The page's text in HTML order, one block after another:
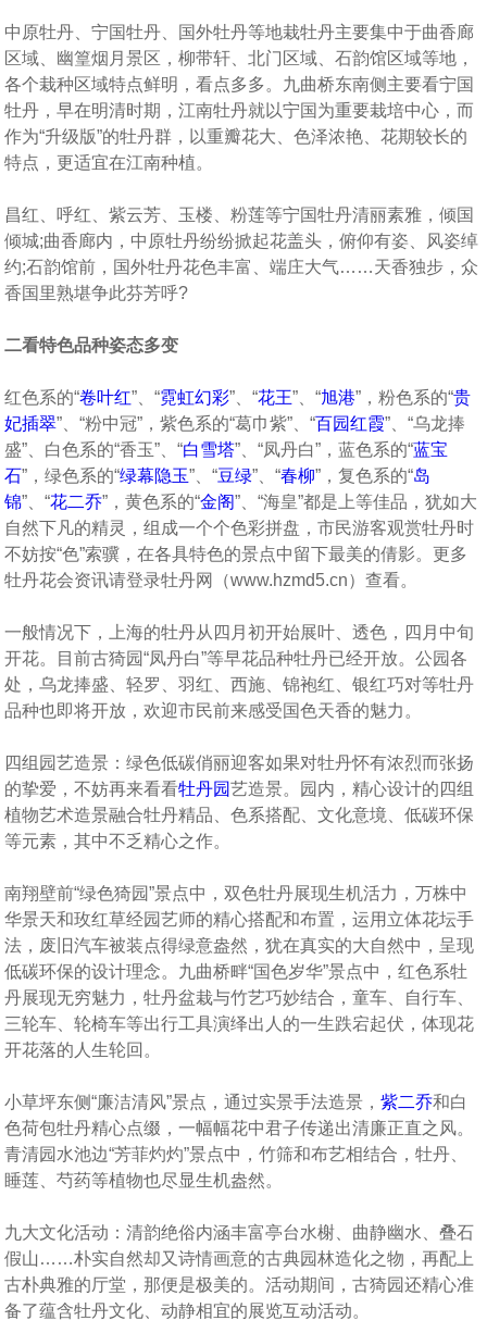
中原牡丹、宁国牡丹、国外牡丹等地栽牡丹主要集中于曲香廊
区域、幽篁烟月景区，柳带轩、北门区域、石韵馆区域等地，
各个栽种区域特点鲜明，看点多多。九曲桥东南侧主要看宁国
牡丹，早在明清时期，江南牡丹就以宁国为重要栽培中心，而
作为“升级版”的牡丹群，以重瓣花大、色泽浓艳、花期较长的
特点，更适宜在江南种植。
昌红、呼红、紫云芳、玉楼、粉莲等宁国牡丹清丽素雅，倾国
倾城;曲香廊内，中原牡丹纷纷掀起花盖头，俯仰有姿、风姿绰
约;石韵馆前，国外牡丹花色丰富、端庄大气……天香独步，众
香国里熟堪争此芬芳呼?
二看特色品种姿态多变
红色系的“卷叶红”、“霓虹幻彩”、“花王”、“旭港”，粉色系的“贵
妃插翠”、“粉中冠”，紫色系的“葛巾紫”、“百园红霞”、“乌龙捧
盛”、白色系的“香玉”、“白雪塔”、“凤丹白”，蓝色系的“蓝宝
石”，绿色系的“绿幕隐玉”、“豆绿”、“春柳”，复色系的“岛
锦”、“花二乔”，黄色系的“金阁”、“海皇”都是上等佳品，犹如大
自然下凡的精灵，组成一个个色彩拼盘，市民游客观赏牡丹时
不妨按“色”索骥，在各具特色的景点中留下最美的倩影。更多
牡丹花会资讯请登录牡丹网（www.hzmd5.cn）查看。
一般情况下，上海的牡丹从四月初开始展叶、透色，四月中旬
开花。目前古猗园“凤丹白”等早花品种牡丹已经开放。公园各
处，乌龙捧盛、轻罗、羽红、西施、锦袍红、银红巧对等牡丹
品种也即将开放，欢迎市民前来感受国色天香的魅力。
四组园艺造景：绿色低碳俏丽迎客如果对牡丹怀有浓烈而张扬
的挚爱，不妨再来看看牡丹园艺造景。园内，精心设计的四组
植物艺术造景融合牡丹精品、色系搭配、文化意境、低碳环保
等元素，其中不乏精心之作。
南翔壁前“绿色猗园”景点中，双色牡丹展现生机活力，万株中
华景天和玫红草经园艺师的精心搭配和布置，运用立体花坛手
法，废旧汽车被装点得绿意盎然，犹在真实的大自然中，呈现
低碳环保的设计理念。九曲桥畔“国色岁华”景点中，红色系牡
丹展现无穷魅力，牡丹盆栽与竹艺巧妙结合，童车、自行车、
三轮车、轮椅车等出行工具演绎出人的一生跌宕起伏，体现花
开花落的人生轮回。
小草坪东侧“廉洁清风”景点，通过实景手法造景，紫二乔和白
色荷包牡丹精心点缀，一幅幅花中君子传递出清廉正直之风。
青清园水池边“芳菲灼灼”景点中，竹筛和布艺相结合，牡丹、
睡莲、芍药等植物也尽显生机盎然。
九大文化活动：清韵绝俗内涵丰富亭台水榭、曲静幽水、叠石
假山……朴实自然却又诗情画意的古典园林造化之物，再配上
古朴典雅的厅堂，那便是极美的。活动期间，古猗园还精心准
备了蕴含牡丹文化、动静相宜的展览互动活动。